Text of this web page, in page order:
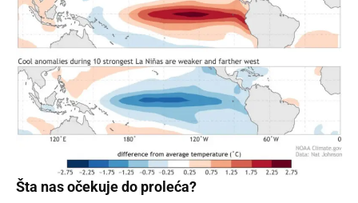
Šta nas očekuje do proleća?